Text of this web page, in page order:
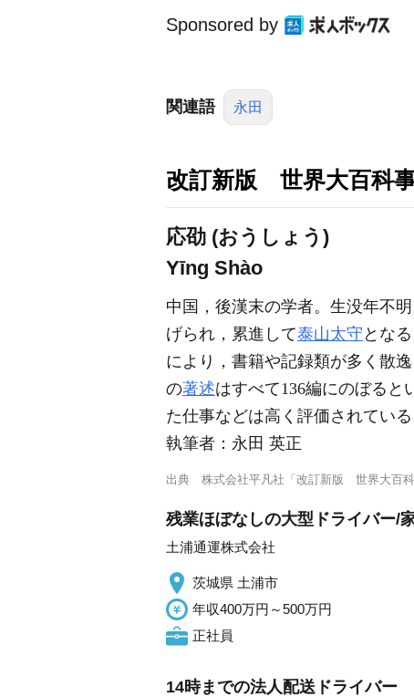
Sponsored by
関連語 永田
改訂新版 世界大百科
応劭 (おうしょう)
Yīng Shào
中国，後漢末の学者。生没年不明
げられ，累進して泰山太守 となる
により，書籍や記録類が多く散
の著述はすべて136編にのぼると
た仕事などは高く評価されている
執筆者： 永田 英正
出典 株式会社平凡社「改訂新版 世界大百科
残業ほぼなしの大型ドライバー/
土浦通運株式会社
茨城県 土浦市
年収400万円～500万円
正社員
14時までの法人配送ドライバー